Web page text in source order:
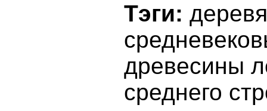
Тэги:
древесины
среднего